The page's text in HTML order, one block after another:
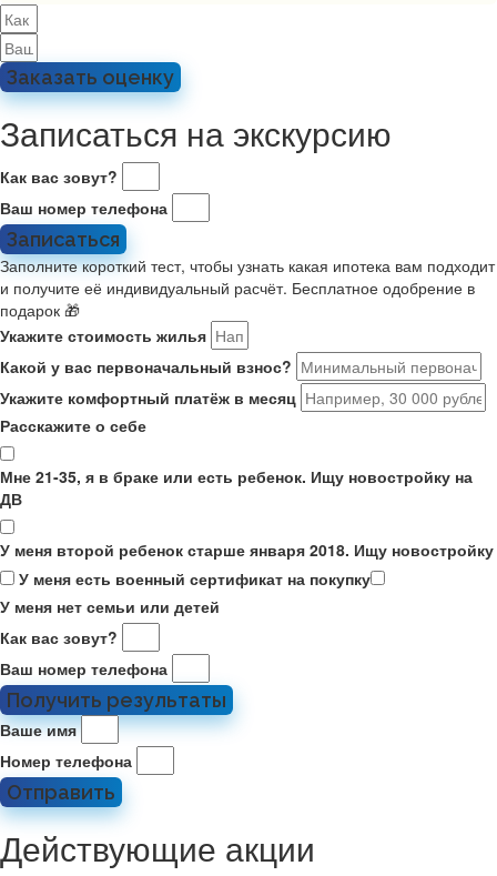
Заказать оценку
Записаться на экскурсию
Как вас зовут?
Ваш номер телефона
Записаться
Заполните короткий тест, чтобы узнать какая ипотека вам подходит
и получите её индивидуальный расчёт. Бесплатное одобрение в
подарок 🎁
Укажите стоимость жилья
Какой у вас первоначальный взнос?
Укажите комфортный платёж в месяц
Расскажите о себе
Мне 21-35, я в браке или есть ребенок. Ищу новостройку на
ДВ
У меня второй ребенок старше января 2018. Ищу новостройку
У меня есть военный сертификат на покупку
У меня нет семьи или детей
Как вас зовут?
Ваш номер телефона
Получить результаты
Ваше имя
Номер телефона
Отправить
Действующие акции